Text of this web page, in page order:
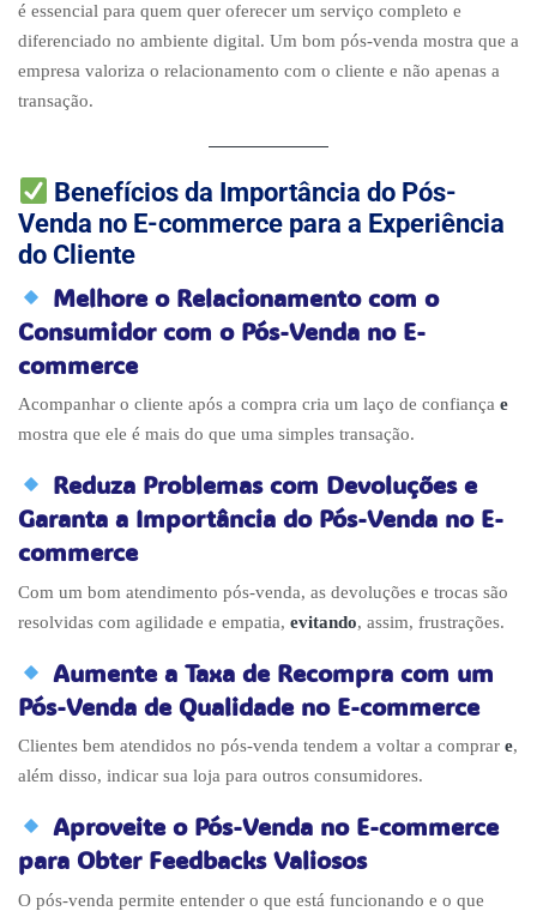
é essencial para quem quer oferecer um serviço completo e
diferenciado no ambiente digital. Um bom pós-venda mostra que a
empresa valoriza o relacionamento com o cliente e não apenas a
transação.
Benefícios da Importância do Pós-
Venda no E-commerce para a Experiência
do Cliente
Melhore o Relacionamento com o
Consumidor com o Pós-Venda no E-
commerce
Acompanhar o cliente após a compra cria um laço de confiança e
mostra que ele é mais do que uma simples transação.
Reduza Problemas com Devoluções e
Garanta a Importância do Pós-Venda no E-
commerce
Com um bom atendimento pós-venda, as devoluções e trocas são
resolvidas com agilidade e empatia, evitando, assim, frustrações.
Aumente a Taxa de Recompra com um
Pós-Venda de Qualidade no E-commerce
Clientes bem atendidos no pós-venda tendem a voltar a comprar e,
além disso, indicar sua loja para outros consumidores.
Aproveite o Pós-Venda no E-commerce
para Obter Feedbacks Valiosos
O pós-venda permite entender o que está funcionando e o que